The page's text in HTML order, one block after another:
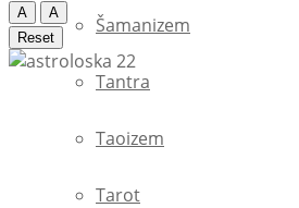
Šamanizem
Tantra
Taoizem
Tarot
A
A
Reset